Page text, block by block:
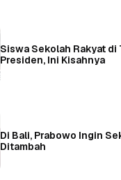
Siswa Sekolah Rakyat di
Presiden, Ini Kisahnya
Di Bali, Prabowo Ingin
Ditambah